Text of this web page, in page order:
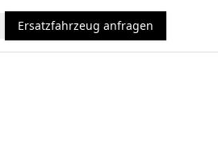
Ersatzfahrzeug anfragen